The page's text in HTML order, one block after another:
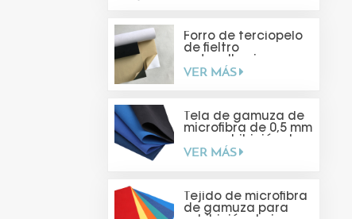
Forro de terciopelo
de fieltro
hacer tú mismo
VER MÁS
Tela de gamuza de
microfibra de 0,5 mm
joyas
VER MÁS
Tejido de microfibra
de gamuza para